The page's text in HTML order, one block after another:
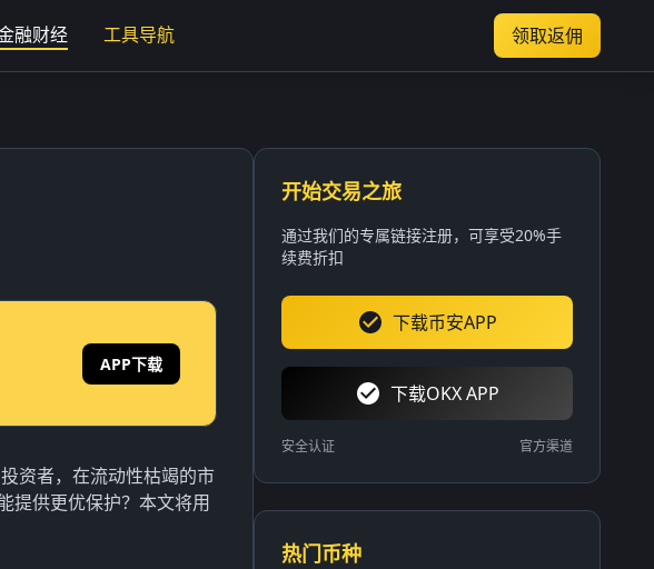
融财经 工具导航 领取返佣
APP下载
资者，在流动性枯竭的市
提供更优保护？本文将用
开始交易之旅
通过我们的专属链接注册，可享受20%手
续费折扣
下载币安APP
下载OKX APP
安全认证 官方渠道
热门币种